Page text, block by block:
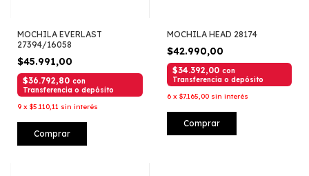
MOCHILA EVERLAST
27394/16058
$45.991,00
$36.792,80 con
Transferencia o depósito
9 x $5.110,11 sin interés
Comprar
MOCHILA HEAD 28174
$42.990,00
$34.392,00 con
Transferencia o depósito
6 x $7.165,00 sin interés
Comprar